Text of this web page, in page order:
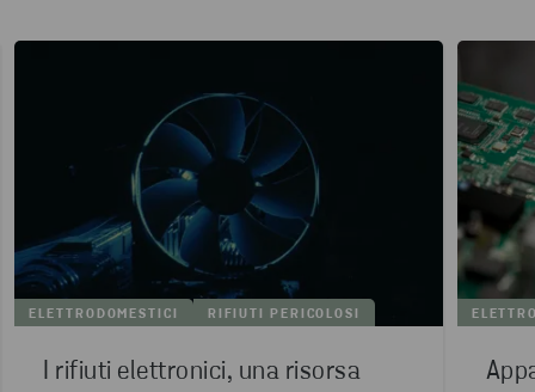
ELETTRODOMESTICI RIFIUTI PERICOLOSI
I rifiuti elettronici, una risorsa